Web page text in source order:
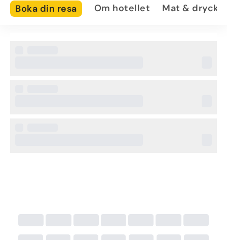
Boka din resa Om hotellet Mat & dryck